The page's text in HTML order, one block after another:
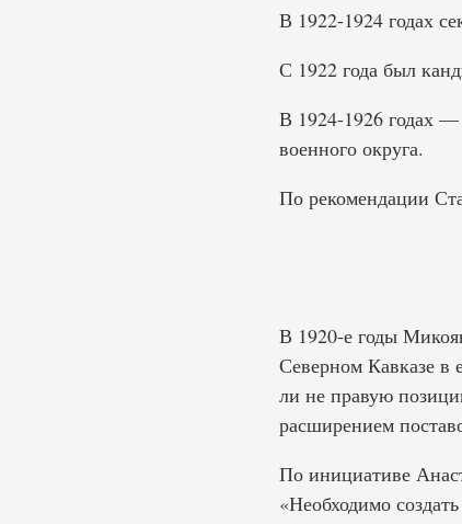
В 1922-1924 годах
С 1922 года был
В 1924-1926 годах —
военного округа.
По рекомендации
В 1920-е годы
Северном Кавказе в
ли не правую
расширением
По инициативе
«Необходимо